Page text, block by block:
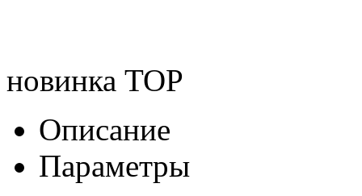
новинка TOP
Описание
Параметры